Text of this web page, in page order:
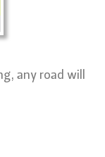
any road will